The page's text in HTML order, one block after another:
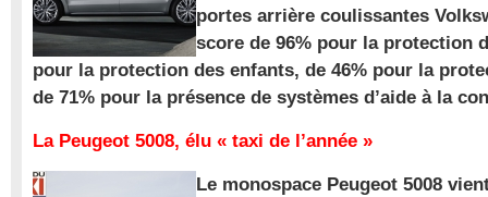
portes arrière coulissantes
score de 96% pour la protection
pour la protection des enfants, de 46% pour la
de 71% pour la présence de systèmes d’aide à la
La Peugeot 5008, élu « taxi de l’année »
Le monospace Peugeot 5008